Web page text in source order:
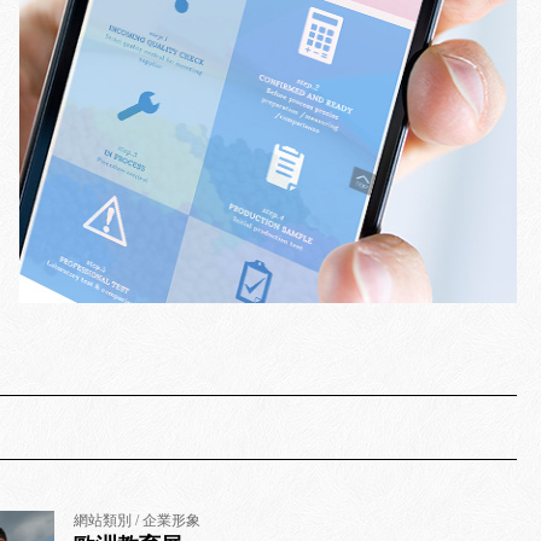
網站類別 / 企業形象